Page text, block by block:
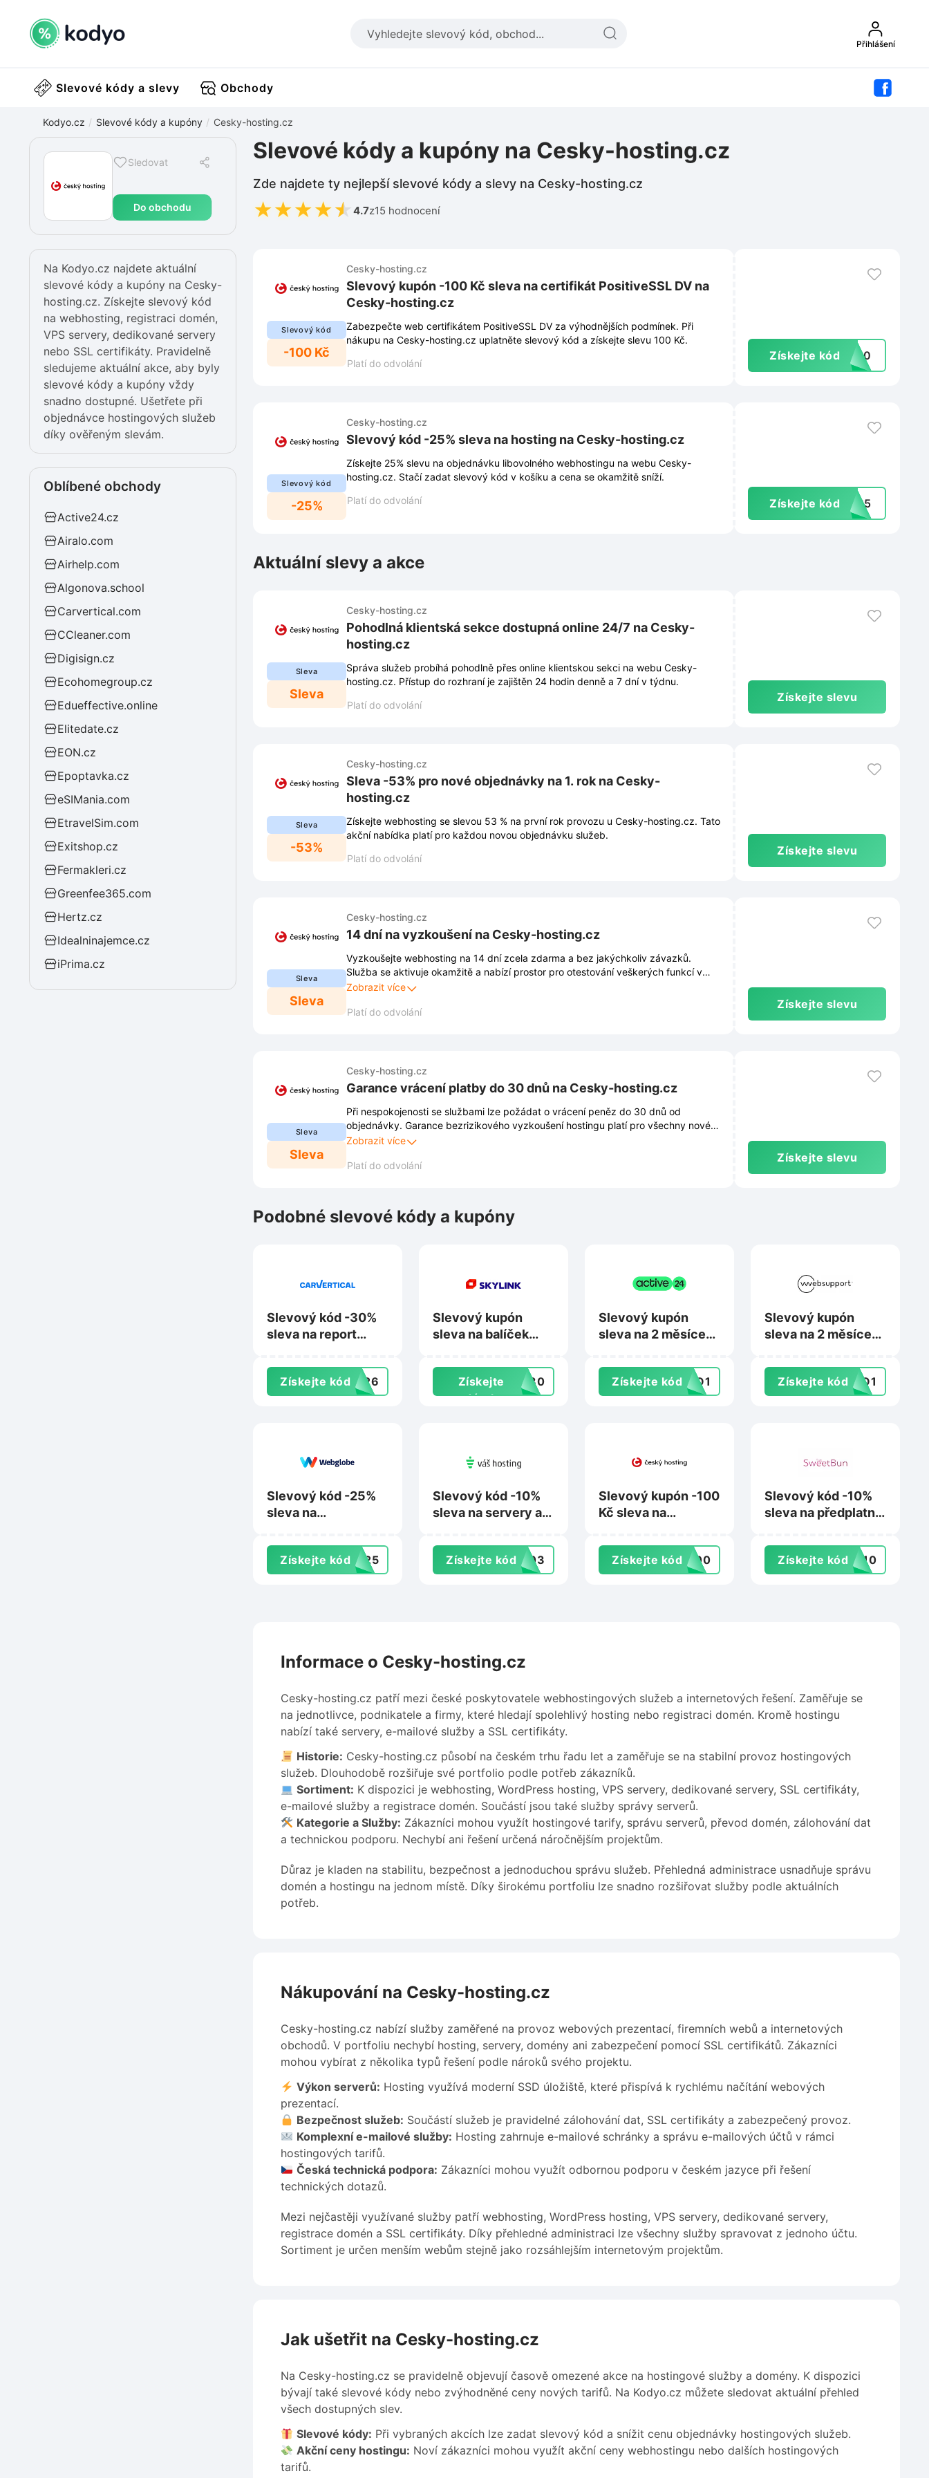
Přihlášení
Slevové kódy a slevy Obchody
Kodyo.cz Slevové kódy a kupóny Cesky-hosting.cz
Sledovat
Do obchodu
Slevové kódy a kupóny na Cesky-hosting.cz
Zde najdete ty nejlepší slevové kódy a slevy na Cesky-hosting.cz
★★★★★ 4.7z15 hodnocení
Na Kodyo.cz najdete aktuální
slevové kódy a kupóny na Cesky-
hosting.cz. Získejte slevový kód
na webhosting, registraci domén,
VPS servery, dedikované servery
nebo SSL certifikáty. Pravidelně
sledujeme aktuální akce, aby byly
slevové kódy a kupóny vždy
snadno dostupné. Ušetřete při
objednávce hostingových služeb
díky ověřeným slevám.
Oblíbené obchody
Active24.cz
Airalo.com
Airhelp.com
Algonova.school
Carvertical.com
CCleaner.com
Digisign.cz
Ecohomegroup.cz
Edueffective.online
Elitedate.cz
EON.cz
Epoptavka.cz
eSIMania.com
EtravelSim.com
Exitshop.cz
Fermakleri.cz
Greenfee365.com
Hertz.cz
Idealninajemce.cz
iPrima.cz
Slevový kód
-100 Kč
Cesky-hosting.cz
Slevový kupón -100 Kč sleva na certifikát PositiveSSL DV na
Cesky-hosting.cz
Zabezpečte web certifikátem PositiveSSL DV za výhodnějších podmínek. Při
nákupu na Cesky-hosting.cz uplatněte slevový kód a získejte slevu 100 Kč.
Platí do odvolání
Získejte kód E100
Slevový kód
-25%
Cesky-hosting.cz
Slevový kód -25% sleva na hosting na Cesky-hosting.cz
Získejte 25% slevu na objednávku libovolného webhostingu na webu Cesky-
hosting.cz. Stačí zadat slevový kód v košíku a cena se okamžitě sníží.
Platí do odvolání
Získejte kódNG25
Aktuální slevy a akce
Sleva
Sleva
Cesky-hosting.cz
Pohodlná klientská sekce dostupná online 24/7 na Cesky-
hosting.cz
Správa služeb probíhá pohodlně přes online klientskou sekci na webu Cesky-
hosting.cz. Přístup do rozhraní je zajištěn 24 hodin denně a 7 dní v týdnu.
Platí do odvolání
Získejte slevu
Sleva
-53%
Cesky-hosting.cz
Sleva -53% pro nové objednávky na 1. rok na Cesky-
hosting.cz
Získejte webhosting se slevou 53 % na první rok provozu u Cesky-hosting.cz. Tato
akční nabídka platí pro každou novou objednávku služeb.
Platí do odvolání
Získejte slevu
Sleva
Sleva
Cesky-hosting.cz
14 dní na vyzkoušení na Cesky-hosting.cz
Vyzkoušejte webhosting na 14 dní zcela zdarma a bez jakýchkoliv závazků.
Služba se aktivuje okamžitě a nabízí prostor pro otestování veškerých funkcí v
reálném provozu.
Zobrazit více
Platí do odvolání
Získejte slevu
Sleva
Sleva
Cesky-hosting.cz
Garance vrácení platby do 30 dnů na Cesky-hosting.cz
Při nespokojenosti se službami lze požádat o vrácení peněz do 30 dnů od
objednávky. Garance bezrizikového vyzkoušení hostingu platí pro všechny nové
zákazníky bez dalších podmínek.
Zobrazit více
Platí do odvolání
Získejte slevu
Podobné slevové kódy a kupóny
Slevový kód -30%
sleva na report
Carvertical.com
Získejte kód2026
Slevový kupón
sleva na balíček
zdarma na
Skylink.cz
Získejte
dárek
OB30
Slevový kupón
sleva na 2 měsíce
Webhosting na
Active24.cz
Získejte kódSKO1
Slevový kupón
sleva na 2 měsíce
na Websupport.cz
Získejte kódSKO1
Slevový kód -25%
sleva na
Webglobe.cz
Získejte kódNG25
Slevový kód -10%
sleva na servery a
hosting.cz
Získejte kód2303
Slevový kupón -100
Kč sleva na
PositiveSSL DV na
Cesky-hosting.cz
Získejte kódE100
Slevový kód -10%
sleva na předplatné
Získejte kódET10
Informace o Cesky-hosting.cz
Cesky-hosting.cz patří mezi české poskytovatele webhostingových služeb a internetových řešení. Zaměřuje se
na jednotlivce, podnikatele a firmy, které hledají spolehlivý hosting nebo registraci domén. Kromě hostingu
nabízí také servery, e-mailové služby a SSL certifikáty.
Historie: Cesky-hosting.cz působí na českém trhu řadu let a zaměřuje se na stabilní provoz hostingových
služeb. Dlouhodobě rozšiřuje své portfolio podle potřeb zákazníků.
Sortiment: K dispozici je webhosting, WordPress hosting, VPS servery, dedikované servery, SSL certifikáty,
e-mailové služby a registrace domén. Součástí jsou také služby správy serverů.
Kategorie a Služby: Zákazníci mohou využít hostingové tarify, správu serverů, převod domén, zálohování dat
a technickou podporu. Nechybí ani řešení určená náročnějším projektům.
Důraz je kladen na stabilitu, bezpečnost a jednoduchou správu služeb. Přehledná administrace usnadňuje správu
domén a hostingu na jednom místě. Díky širokému portfoliu lze snadno rozšiřovat služby podle aktuálních
potřeb.
Nákupování na Cesky-hosting.cz
Cesky-hosting.cz nabízí služby zaměřené na provoz webových prezentací, firemních webů a internetových
obchodů. V portfoliu nechybí hosting, servery, domény ani zabezpečení pomocí SSL certifikátů. Zákazníci
mohou vybírat z několika typů řešení podle nároků svého projektu.
Výkon serverů: Hosting využívá moderní SSD úložiště, které přispívá k rychlému načítání webových
prezentací.
Bezpečnost služeb: Součástí služeb je pravidelné zálohování dat, SSL certifikáty a zabezpečený provoz.
Komplexní e-mailové služby: Hosting zahrnuje e-mailové schránky a správu e-mailových účtů v rámci
hostingových tarifů.
Česká technická podpora: Zákazníci mohou využít odbornou podporu v českém jazyce při řešení
technických dotazů.
Mezi nejčastěji využívané služby patří webhosting, WordPress hosting, VPS servery, dedikované servery,
registrace domén a SSL certifikáty. Díky přehledné administraci lze všechny služby spravovat z jednoho účtu.
Sortiment je určen menším webům stejně jako rozsáhlejším internetovým projektům.
Jak ušetřit na Cesky-hosting.cz
Na Cesky-hosting.cz se pravidelně objevují časově omezené akce na hostingové služby a domény. K dispozici
bývají také slevové kódy nebo zvýhodněné ceny nových tarifů. Na Kodyo.cz můžete sledovat aktuální přehled
všech dostupných slev.
Slevové kódy: Při vybraných akcích lze zadat slevový kód a snížit cenu objednávky hostingových služeb.
Akční ceny hostingu: Noví zákazníci mohou využít akční ceny webhostingu nebo dalších hostingových
tarifů.